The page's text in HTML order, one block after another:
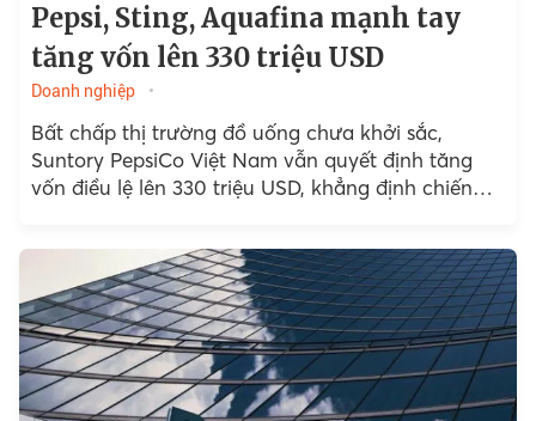
Pepsi, Sting, Aquafina mạnh tay
tăng vốn lên 330 triệu USD
Doanh nghiệp
Bất chấp thị trường đồ uống chưa khởi sắc,
Suntory PepsiCo Việt Nam vẫn quyết định tăng
vốn điều lệ lên 330 triệu USD, khẳng định chiến